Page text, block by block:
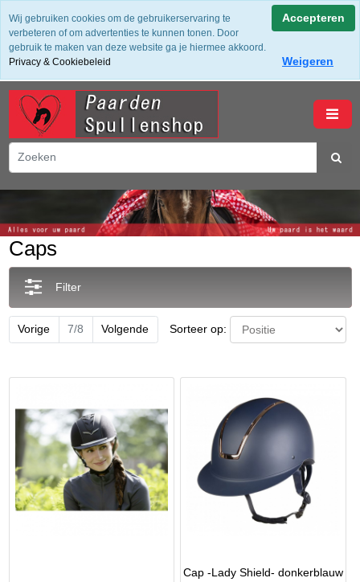
✔ Groot assortiment ✔ De beste merken ✔ Gratis verzending
vanaf 50,- (NL) ✔ Achteraf Betalen ✔ 14 dagen bedenktijd
winkelwagen
Caps
Filter
Sorteer op:
Vorige 7/8 Volgende
Cap -Lady Shield- donkerblauw
Wij gebruiken cookies om de gebruikerservaring te
verbeteren of om advertenties te kunnen tonen. Door
gebruik te maken van deze website ga je hiermee akkoord.
Privacy & Cookiebeleid
Accepteren
Weigeren